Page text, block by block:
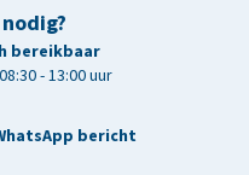
bereikbaar
- 13:00 uur
bericht